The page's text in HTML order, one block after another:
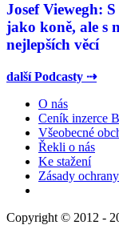
Josef Viewegh:
jako koně, ale s
nejlepších věcí
další Podcasty ⇢
O nás
Ceník inzerce
Všeobecné
Řekli o nás
Ke stažení
Zásady
Copyright © 2012 -